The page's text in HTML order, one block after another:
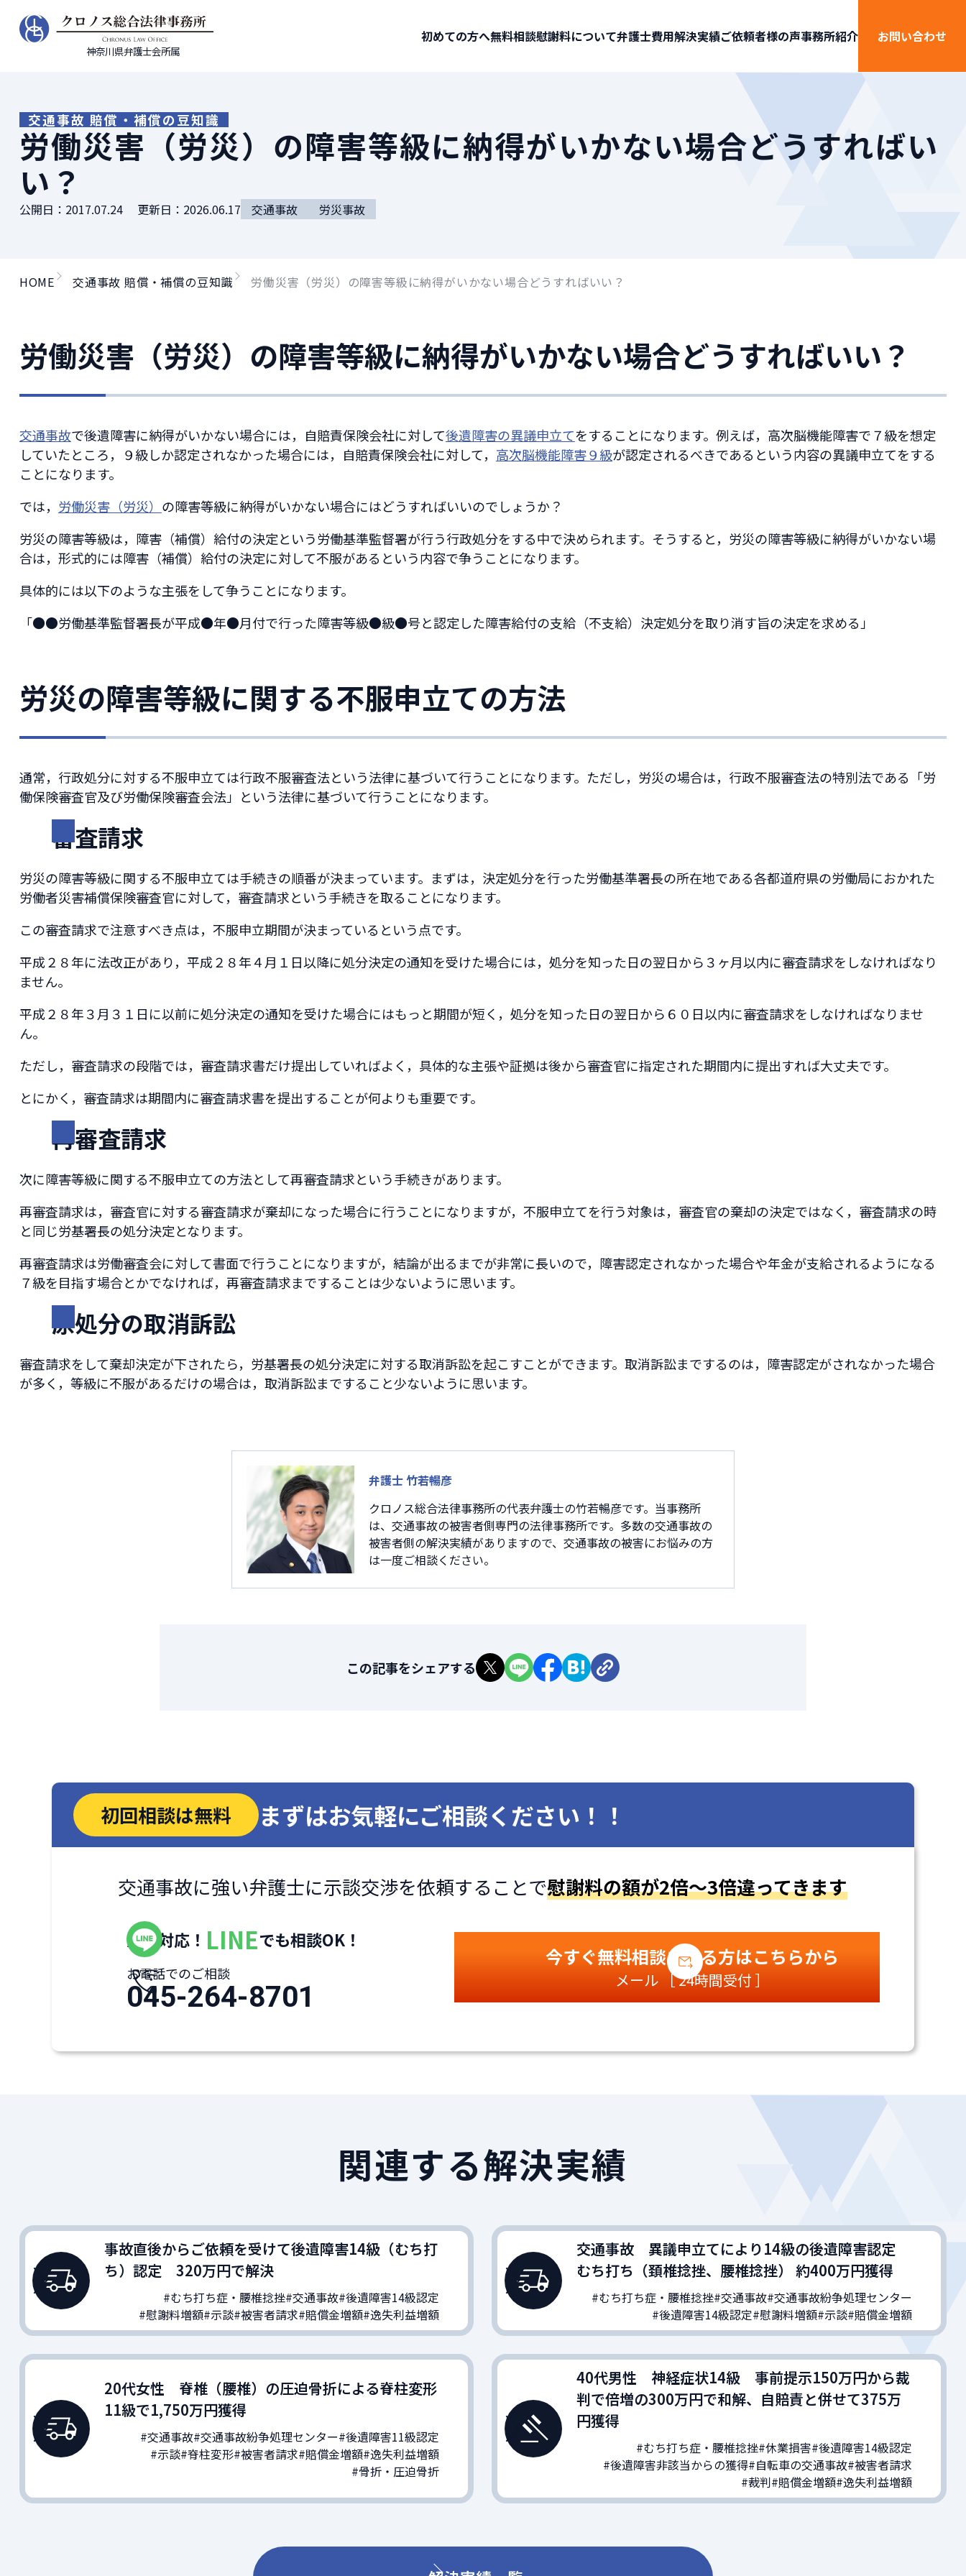
神奈川県弁護士会所属
初めての方へ無料相談慰謝料について弁護士費用解決実績ご依頼者様の声事務所紹介 お問い合わせ
交通事故 賠償・補償の豆知識
労働災害（労災）の障害等級に納得がいかない場合どうすればい
い？
公開日： 2017.07.24 更新日： 2026.06.17 交通事故 労災事故
HOME 交通事故 賠償・補償の豆知識 労働災害（労災）の障害等級に納得がいかない場合どうすればいい？
労働災害（労災）の障害等級に納得がいかない場合どうすればいい？
交通事故で後遺障害に納得がいかない場合には，自賠責保険会社に対して後遺障害の異議申立てをすることになります。例えば，高次脳機能障害で７級を想定
していたところ，９級しか認定されなかった場合には，自賠責保険会社に対して， 高次脳機能障害９級が認定されるべきであるという内容の異議申立てをする
ことになります。
では， 労働災害（労災） の障害等級に納得がいかない場合にはどうすればいいのでしょうか？
労災の障害等級は，障害（補償）給付の決定という労働基準監督署が行う行政処分をする中で決められます。そうすると，労災の障害等級に納得がいかない場
合は，形式的には障害（補償）給付の決定に対して不服があるという内容で争うことになります。
具体的には以下のような主張をして争うことになります。
「●●労働基準監督署長が平成●年●月付で行った障害等級●級●号と認定した障害給付の支給（不支給）決定処分を取り消す旨の決定を求める」
労災の障害等級に関する不服申立ての方法
通常，行政処分に対する不服申立ては行政不服審査法という法律に基づいて行うことになります。ただし，労災の場合は，行政不服審査法の特別法である「労
働保険審査官及び労働保険審査会法」という法律に基づいて行うことになります。
審査請求
労災の障害等級に関する不服申立ては手続きの順番が決まっています。まずは，決定処分を行った労働基準署長の所在地である各都道府県の労働局におかれた
労働者災害補償保険審査官に対して，審査請求という手続きを取ることになります。
この審査請求で注意すべき点は，不服申立期間が決まっているという点です。
平成２８年に法改正があり，平成２８年４月１日以降に処分決定の通知を受けた場合には，処分を知った日の翌日から３ヶ月以内に審査請求をしなければなり
ません。
平成２８年３月３１日に以前に処分決定の通知を受けた場合にはもっと期間が短く，処分を知った日の翌日から６０日以内に審査請求をしなければなりませ
ん。
ただし，審査請求の段階では，審査請求書だけ提出していればよく，具体的な主張や証拠は後から審査官に指定された期間内に提出すれば大丈夫です。
とにかく，審査請求は期間内に審査請求書を提出することが何よりも重要です。
再審査請求
次に障害等級に関する不服申立ての方法として再審査請求という手続きがあります。
再審査請求は，審査官に対する審査請求が棄却になった場合に行うことになりますが，不服申立てを行う対象は，審査官の棄却の決定ではなく，審査請求の時
と同じ労基署長の処分決定となります。
再審査請求は労働審査会に対して書面で行うことになりますが，結論が出るまでが非常に長いので，障害認定されなかった場合や年金が支給されるようになる
７級を目指す場合とかでなければ，再審査請求まですることは少ないように思います。
原処分の取消訴訟
審査請求をして棄却決定が下されたら，労基署長の処分決定に対する取消訴訟を起こすことができます。取消訴訟までするのは，障害認定がされなかった場合
が多く，等級に不服があるだけの場合は，取消訴訟まですること少ないように思います。
弁護士 竹若暢彦
クロノス総合法律事務所の代表弁護士の竹若暢彦です。当事務所
は、交通事故の被害者側専門の法律事務所です。多数の交通事故の
被害者側の解決実績がありますので、交通事故の被害にお悩みの方
は一度ご相談ください。
この記事をシェアする
初回相談は無料 まずはお気軽にご相談ください！！
交通事故に強い弁護士に示談交渉を依頼することで慰謝料の額が2倍～3倍違ってきます
全国対応！ LINEでも相談OK！
お電話でのご相談
045-264-8701
今すぐ無料相談される方はこちらから
メール ［ 24時間受付 ］
関連する解決実績
事故直後からご依頼を受けて後遺障害14級（むち打
ち）認定 320万円で解決
#むち打ち症・腰椎捻挫#交通事故#後遺障害14級認定
#慰謝料増額#示談#被害者請求#賠償金増額#逸失利益増額
交通事故 異議申立てにより14級の後遺障害認定
むち打ち（頚椎捻挫、腰椎捻挫） 約400万円獲得
#むち打ち症・腰椎捻挫#交通事故#交通事故紛争処理センター
#後遺障害14級認定#慰謝料増額#示談#賠償金増額
20代女性 脊椎（腰椎）の圧迫骨折による脊柱変形
11級で1,750万円獲得
#交通事故#交通事故紛争処理センター#後遺障害11級認定
#示談#脊柱変形#被害者請求#賠償金増額#逸失利益増額
#骨折・圧迫骨折
40代男性 神経症状14級 事前提示150万円から裁
判で倍増の300万円で和解、自賠責と併せて375万
円獲得
#むち打ち症・腰椎捻挫#休業損害#後遺障害14級認定
#後遺障害非該当からの獲得#自転車の交通事故#被害者請求
#裁判#賠償金増額#逸失利益増額